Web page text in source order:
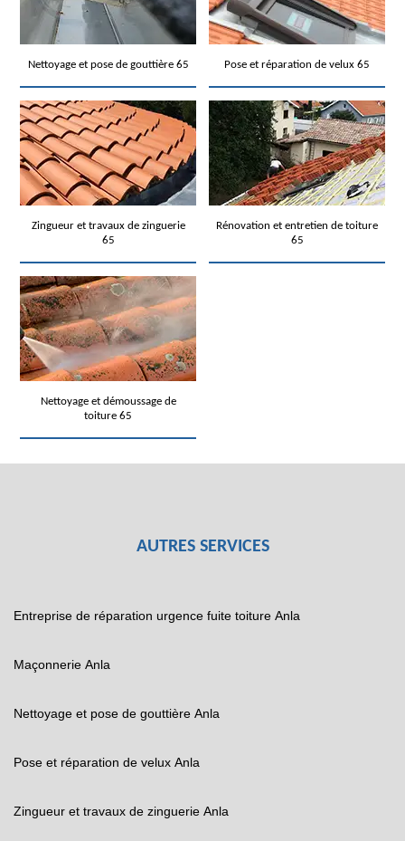
Nettoyage et pose de gouttière 65 Pose et réparation de velux 65
Zingueur et travaux de zinguerie
65
Rénovation et entretien de toiture
65
Nettoyage et démoussage de
toiture 65
AUTRES SERVICES
Entreprise de réparation urgence fuite toiture Anla
Maçonnerie Anla
Nettoyage et pose de gouttière Anla
Pose et réparation de velux Anla
Zingueur et travaux de zinguerie Anla